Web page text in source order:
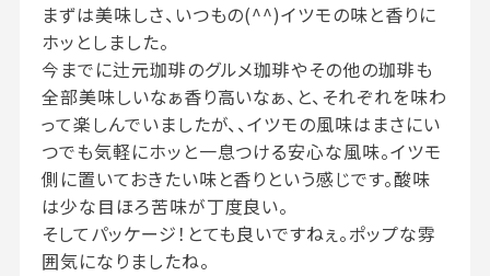
まずは美味しさ、いつもの(^^)イツモの味と香りに
ホッとしました。
今までに辻元珈琲のグルメ珈琲やその他の珈琲も
全部美味しいなぁ香り高いなぁ、と、それぞれを味わ
って楽しんでいましたが、、イツモの風味はまさにい
つでも気軽にホッと一息つける安心な風味。イツモ
側に置いておきたい味と香りという感じです。酸味
は少な目ほろ苦味が丁度良い。
そしてパッケージ！とても良いですねぇ。ポップな雰
囲気になりましたね。